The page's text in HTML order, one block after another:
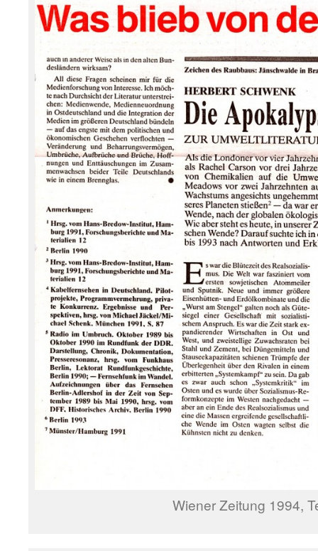
Wiener Zeitung 1994,